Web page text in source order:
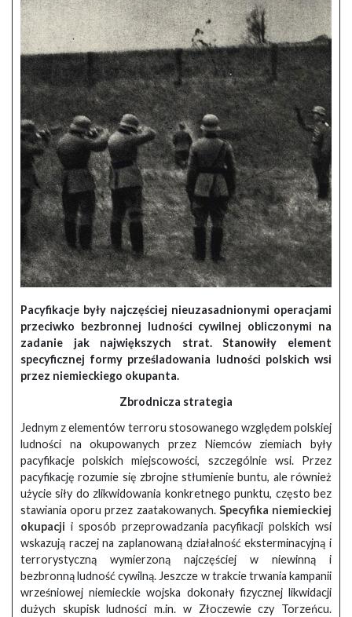
Pacyfikacje były najczęściej nieuzasadnionymi operacjami
przeciwko bezbronnej ludności cywilnej obliczonymi na
zadanie jak największych strat. Stanowiły element
specyficznej formy prześladowania ludności polskich wsi
przez niemieckiego okupanta.
Zbrodnicza strategia
Jednym z elementów terroru stosowanego względem polskiej
ludności na okupowanych przez Niemców ziemiach były
pacyfikacje polskich miejscowości, szczególnie wsi. Przez
pacyfikację rozumie się zbrojne stłumienie buntu, ale również
użycie siły do zlikwidowania konkretnego punktu, często bez
stawiania oporu przez zaatakowanych. Specyfika niemieckiej
okupacji i sposób przeprowadzania pacyfikacji polskich wsi
wskazują raczej na zaplanowaną działalność eksterminacyjną i
terrorystyczną wymierzoną najczęściej w niewinną i
bezbronną ludność cywilną. Jeszcze w trakcie trwania kampanii
wrześniowej niemieckie wojska dokonały fizycznej likwidacji
dużych skupisk ludności m.in. w Złoczewie czy Torzeńcu.